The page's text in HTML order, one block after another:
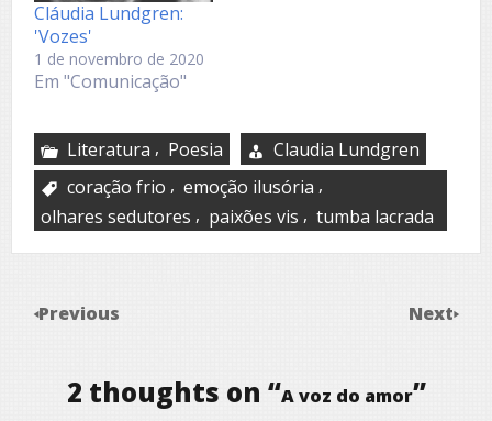
Cláudia Lundgren:
'Vozes'
1 de novembro de 2020
Em "Comunicação"
Literatura , Poesia
Claudia Lundgren
coração frio , emoção ilusória ,
olhares sedutores , paixões vis , tumba lacrada
Previous Next
2 thoughts on “A voz do amor”